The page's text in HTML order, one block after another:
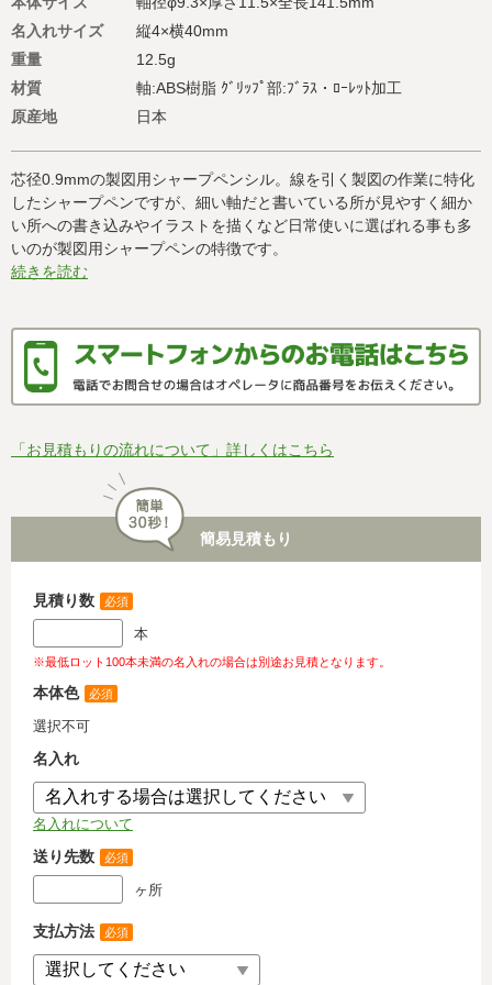
名入れサイズ
縦4×横40mm
重量
12.5g
材質
軸:ABS樹脂 ｸﾞﾘｯﾌﾟ部:ﾌﾞﾗｽ・ﾛｰﾚｯﾄ加工
原産地
日本
芯径0.9mmの製図用シャープペンシル。線を引く製図の作業に特化
したシャープペンですが、細い軸だと書いている所が見やすく細か
い所への書き込みやイラストを描くなど日常使いに選ばれる事も多
いのが製図用シャープペンの特徴です。
続きを読む
「お見積もりの流れについて」詳しくはこちら
簡易見積もり
見積り数 必須
本
※最低ロット100本未満の名入れの場合は別途お見積となります。
本体色 必須
選択不可
名入れ
名入れについて
送り先数 必須
ヶ所
支払方法 必須